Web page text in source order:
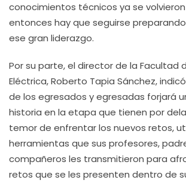
conocimientos técnicos ya se
entonces hay que seguirse
ese gran liderazgo.
Por su parte, el director de la Facultad
Eléctrica, Roberto Tapia Sánchez,
de los egresados y egresadas forjará
historia en la etapa que tienen por
temor de enfrentar los nuevos retos,
herramientas que sus profesores,
compañeros les transmitieron para
retos que se les presenten dentro de